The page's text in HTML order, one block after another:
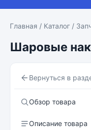
Главная / Каталог /
Шаровые
Вернуться в
Обзор товара
Описание товара